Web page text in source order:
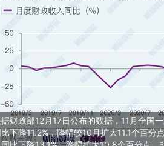
财政部12月17日公布的数据，11月全国
下降11.2%，降幅较10月扩大11.1个百分